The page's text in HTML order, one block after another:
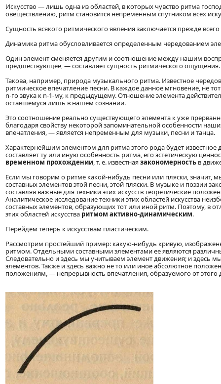
Искусство — лишь одна из областей, в которых чувство ритма
овеществлению, ритм становится непременным спутником всех
Сущность всякого ритмического явления заключается прежде всего
Динамика ритма обусловливается определенным чередованием
Один элемент сменяется другим и соотношение между нашим
предшествующее, — составляет сущность ритмического ощущения.
Такова, например, природа музыкального ритма. Известное
ритмическое впечатление песни. В каждое данное мгновение, не
n-го звука к n-1-му, к предыдущему. Отношение элемента
оставшемуся лишь в нашем сознании.
Это соотношение реально существующего элемента к уже
благодаря свойству некоторой запоминательной особенности
впечатления, — является непременным для музыки, песни и танца.
Характернейшим элементом для ритма этого рода будет
составляет ту или иную особенность ритма, его эстетическую
временном прохождении, т. е. известнаязакономерность в
Если мы говорим о ритме какой-нибудь песни или пляски,
составных элементов этой песни, этой пляски. В музыке и поэзии
составляя важные для техники этих искусств теоретические
Аналитическое исследование техники этих областей искусства
составных элементов, образующих тот или иной ритм. Поэтому, в
этих областей искусства ритмом активно-динамическим.
Перейдем теперь к искусствам пластическим.
Рассмотрим простейший пример: какую-нибудь кривую,
ритмом. Отдельными составными элементами ее являются
Следовательно и здесь мы учитываем элемент движения; и здесь
элементов. Также и здесь важно не то или иное абсолютное
положениям, — непрерывность впечатления, образуемого от этого